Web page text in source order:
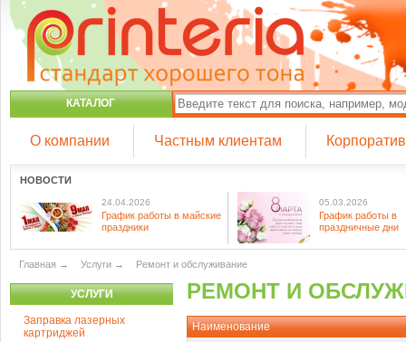
КАТАЛОГ
О компании Частным клиентам
НОВОСТИ
24.04.2026
График работы в майские
праздники
05.03.2026
График работы в
праздничные дни
Главная → Услуги → Ремонт и обслуживание
УСЛУГИ
Заправка лазерных
картриджей
РЕМОНТ И
Наименование